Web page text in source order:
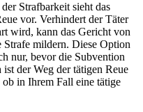
Strafbarkeit sieht das
vor. Verhindert der Täter
wird, kann das Gericht von
Strafe mildern. Diese Option
nur, bevor die Subvention
der Weg der tätigen Reue
ob in Ihrem Fall eine tätige